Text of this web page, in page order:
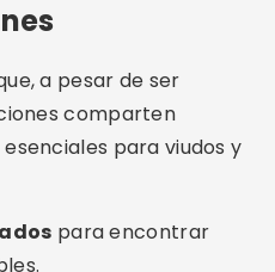
a pesar de ser
comparten
para viudos y
para encontrar